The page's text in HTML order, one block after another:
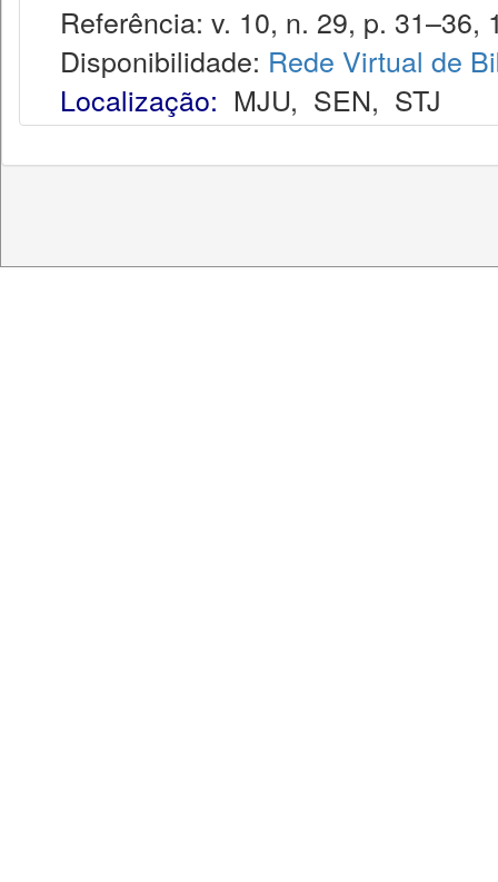
Referência: v. 10, n. 29, p. 31–36,
Disponibilidade: Rede Virtual de
Localização: MJU, SEN, STJ